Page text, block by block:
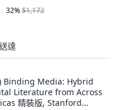
Revised by... 平裝版,
Press, 英文
32%$1,172
達
Binding Media: Hybrid
Literature from Across
精裝版, Stanford